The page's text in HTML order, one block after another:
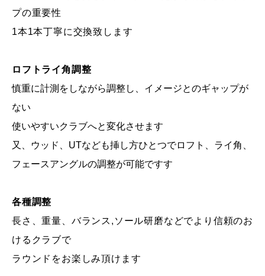
プの重要性
1本1本丁寧に交換致します
ロフトライ角調整
慎重に計測をしながら調整し、イメージとのギャップが
ない
使いやすいクラブへと変化させます
又、ウッド、UTなども挿し方ひとつでロフト、ライ角、
フェースアングルの調整が可能ですす
各種調整
長さ、重量、バランス,ソール研磨などでより信頼のお
けるクラブで
ラウンドをお楽しみ頂けます